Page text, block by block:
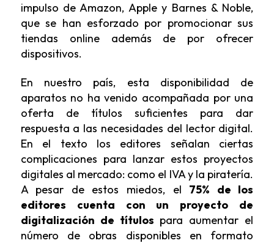
impulso de Amazon, Apple y Barnes & Noble,
que se han esforzado por promocionar sus
tiendas online además de por ofrecer
dispositivos.
En nuestro país, esta disponibilidad de
aparatos no ha venido acompañada por una
oferta de títulos suficientes para dar
respuesta a las necesidades del lector digital.
En el texto los editores señalan ciertas
complicaciones para lanzar estos proyectos
digitales al mercado: como el IVA y la piratería.
A pesar de estos miedos, el 75% de los
editores cuenta con un proyecto de
digitalización de títulos para aumentar el
número de obras disponibles en formato